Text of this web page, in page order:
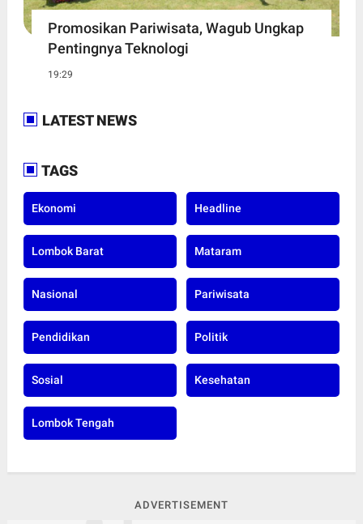
Promosikan Pariwisata, Wagub Ungkap
Pentingnya Teknologi
19:29
LATEST NEWS
TAGS
Ekonomi Headline
Lombok Barat Mataram
Nasional Pariwisata
Pendidikan Politik
Sosial Kesehatan
Lombok Tengah
ADVERTISEMENT